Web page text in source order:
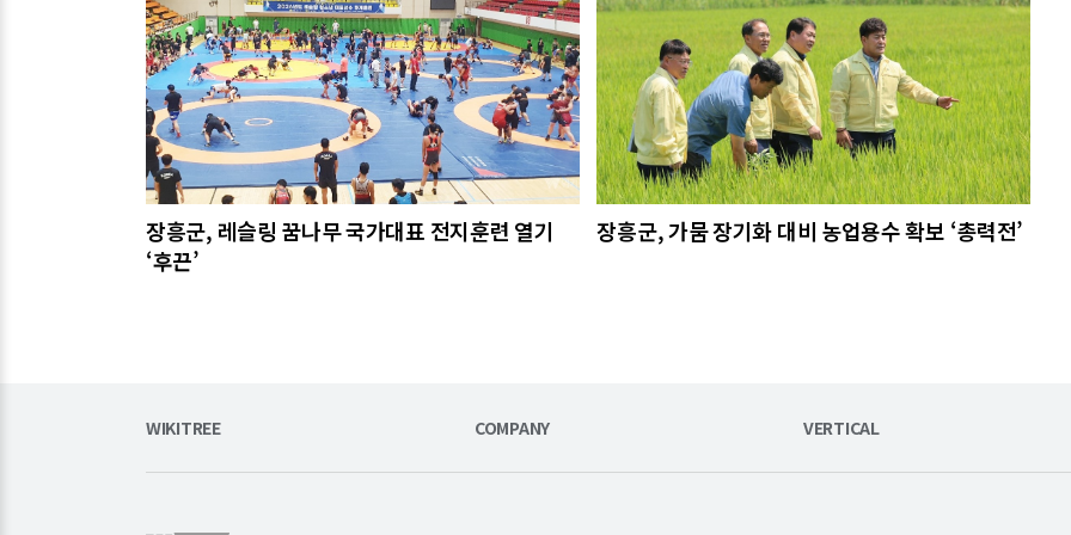
장흥군, 레슬링 꿈나무 국가대표 전지훈련 열기
‘후끈’
장흥군, 가뭄 장기화 대비 농업용수 확보 ‘총력전’
WIKITREE COMPANY VERTICAL